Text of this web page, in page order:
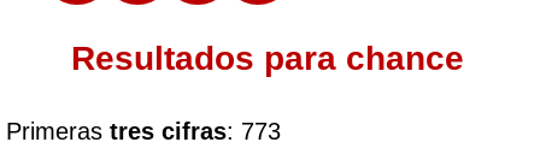
Resultados para chance
Primeras tres cifras: 773